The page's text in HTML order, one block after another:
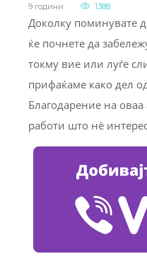
9 години 1388
Доколку поминувате
ќе почнете да
токму вие или луѓе
прифаќаме како дел
Благодарение на оваа
работи што нè